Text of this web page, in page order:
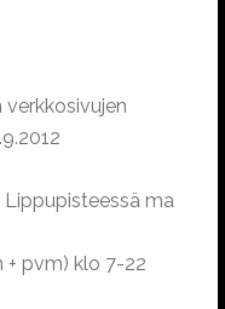
ma
pvm) klo 7-22